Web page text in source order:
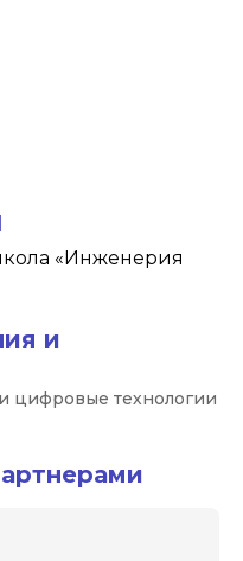
«Инженерия
и
цифровые технологии